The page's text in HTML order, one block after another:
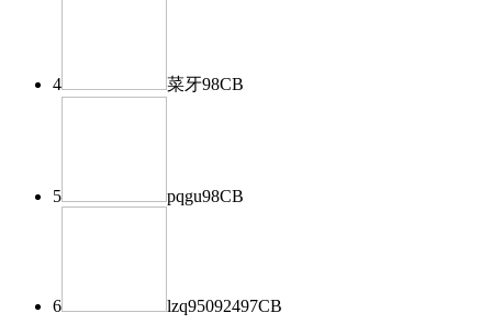
4 菜牙98CB
5 pqgu98CB
6 lzq95092497CB